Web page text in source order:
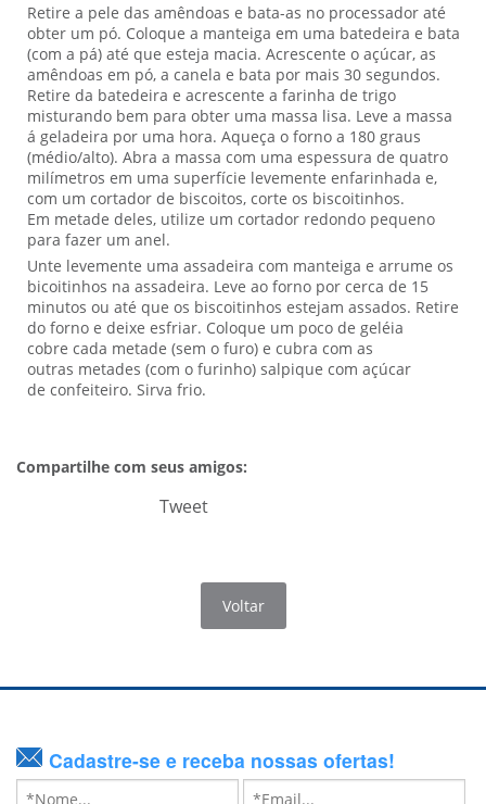
Retire a pele das amêndoas e bata-as no processador até
obter um pó. Coloque a manteiga em uma batedeira e bata
(com a pá) até que esteja macia. Acrescente o açúcar, as
amêndoas em pó, a canela e bata por mais 30 segundos.
Retire da batedeira e acrescente a farinha de trigo
misturando bem para obter uma massa lisa. Leve a massa
á geladeira por uma hora. Aqueça o forno a 180 graus
(médio/alto). Abra a massa com uma espessura de quatro
milímetros em uma superfície levemente enfarinhada e,
com um cortador de biscoitos, corte os biscoitinhos.
Em metade deles, utilize um cortador redondo pequeno
para fazer um anel.
Unte levemente uma assadeira com manteiga e arrume os
bicoitinhos na assadeira. Leve ao forno por cerca de 15
minutos ou até que os biscoitinhos estejam assados. Retire
do forno e deixe esfriar. Coloque um poco de geléia
cobre cada metade (sem o furo) e cubra com as
outras metades (com o furinho) salpique com açúcar
de confeiteiro. Sirva frio.
Compartilhe com seus amigos:
Tweet
Voltar
Cadastre-se e receba nossas ofertas!